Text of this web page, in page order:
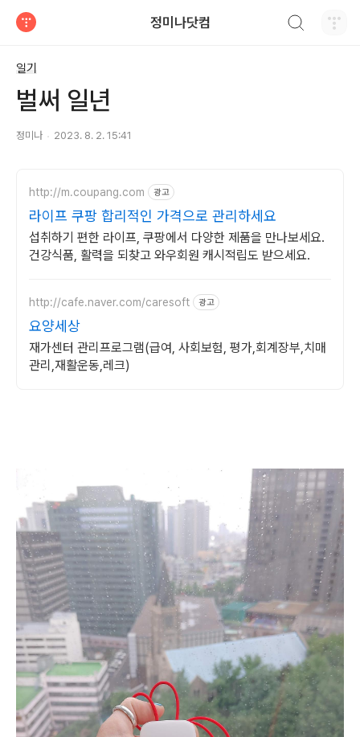
정미나닷컴
일기
벌써 일년
정미나 2023. 8. 2. 15:41
http://m.coupang.com 광고
라이프 쿠팡 합리적인 가격으로 관리하세요
섭취하기 편한 라이프, 쿠팡에서 다양한 제품을 만나보세요.
건강식품, 활력을 되찾고 와우회원 캐시적립도 받으세요.
http://cafe.naver.com/caresoft 광고
요양세상
재가센터 관리프로그램(급여, 사회보험, 평가,회계장부,치매
관리,재활운동,레크)